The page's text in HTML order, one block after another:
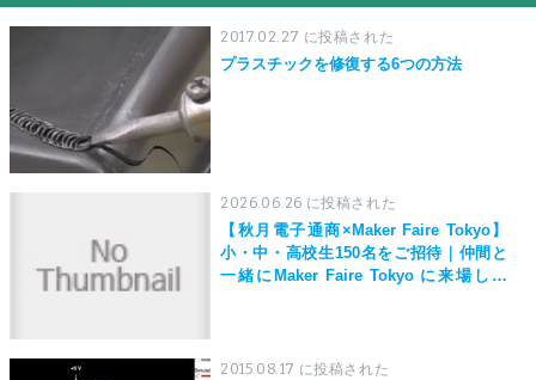
2017.02.27 に投稿された
プラスチックを修復する6つの方法
2026.06.26 に投稿された
【秋月電子通商×Maker Faire Tokyo】
小・中・高校生150名をご招待｜仲間と
一緒にMaker Faire Tokyo に来場しよ
2015.08.17 に投稿された